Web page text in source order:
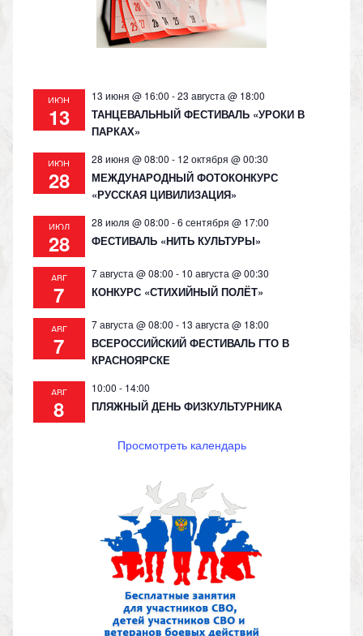
ni
ki
ИЮН
13
13 июня @ 16:00 -23 августа @ 18:00
ТАНЦЕВАЛЬНЫЙ ФЕСТИВАЛЬ «УРОКИ В
ПАРКАХ»
ИЮН
28
28 июня @ 08:00 - 12 октября @ 00:30
МЕЖДУНАРОДНЫЙ ФОТОКОНКУРС
«РУССКАЯ ЦИВИЛИЗАЦИЯ»
ИЮЛ
28
28 июля @ 08:00 -6 сентября @ 17:00
ФЕСТИВАЛЬ «НИТЬ КУЛЬТУРЫ»
АВГ
7
7 августа @ 08:00 - 10 августа @ 00:30
КОНКУРС «СТИХИЙНЫЙ ПОЛЁТ»
АВГ
7
7 августа @ 08:00 - 13 августа @ 18:00
ВСЕРОССИЙСКИЙ ФЕСТИВАЛЬ ГТО В
КРАСНОЯРСКЕ
АВГ
8
10:00 - 14:00
ПЛЯЖНЫЙ ДЕНЬ ФИЗКУЛЬТУРНИКА
Просмотреть календарь